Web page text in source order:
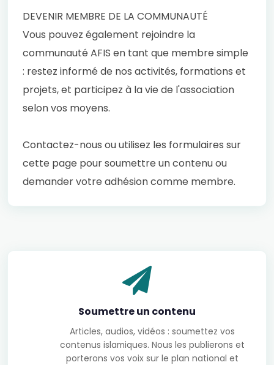
DEVENIR MEMBRE DE LA COMMUNAUTÉ
Vous pouvez également rejoindre la
communauté AFIS en tant que membre simple
: restez informé de nos activités, formations et
projets, et participez à la vie de l'association
selon vos moyens.
Contactez-nous ou utilisez les formulaires sur
cette page pour soumettre un contenu ou
demander votre adhésion comme membre.
Soumettre un contenu
Articles, audios, vidéos : soumettez vos
contenus islamiques. Nous les publierons et
porterons vos voix sur le plan national et